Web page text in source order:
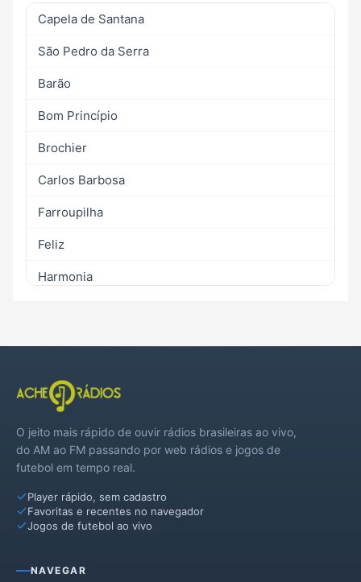
Capela de Santana
São Pedro da Serra
Barão
Bom Princípio
Brochier
Carlos Barbosa
Farroupilha
Feliz
Harmonia
Pareci Novo
Poço das Antas
Portão
Salvador do Sul
São José do Hortêncio
São José do Sul
O jeito mais rápido de ouvir rádios brasileiras ao vivo,
do AM ao FM passando por web rádios e jogos de
futebol em tempo real.
Player rápido, sem cadastro
Favoritas e recentes no navegador
Jogos de futebol ao vivo
NAVEGAR